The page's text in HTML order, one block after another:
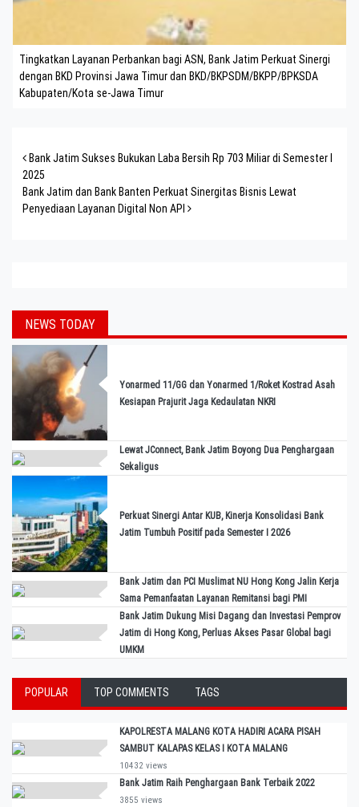
Tingkatkan Layanan Perbankan bagi ASN, Bank Jatim Perkuat Sinergi
dengan BKD Provinsi Jawa Timur dan BKD/BKPSDM/BKPP/BPKSDA
Kabupaten/Kota se-Jawa Timur
Post navigation
Bank Jatim Sukses Bukukan Laba Bersih Rp 703 Miliar di Semester I
2025
Bank Jatim dan Bank Banten Perkuat Sinergitas Bisnis Lewat
Penyediaan Layanan Digital Non API
NEWS TODAY
Yonarmed 11/GG dan Yonarmed 1/Roket Kostrad Asah
Kesiapan Prajurit Jaga Kedaulatan NKRI
Lewat JConnect, Bank Jatim Boyong Dua Penghargaan
Sekaligus
Perkuat Sinergi Antar KUB, Kinerja Konsolidasi Bank
Jatim Tumbuh Positif pada Semester I 2026
Bank Jatim dan PCI Muslimat NU Hong Kong Jalin Kerja
Sama Pemanfaatan Layanan Remitansi bagi PMI
Bank Jatim Dukung Misi Dagang dan Investasi Pemprov
Jatim di Hong Kong, Perluas Akses Pasar Global bagi
UMKM
POPULAR TOP COMMENTS TAGS
KAPOLRESTA MALANG KOTA HADIRI ACARA PISAH
SAMBUT KALAPAS KELAS I KOTA MALANG
10432 views
Bank Jatim Raih Penghargaan Bank Terbaik 2022
3855 views